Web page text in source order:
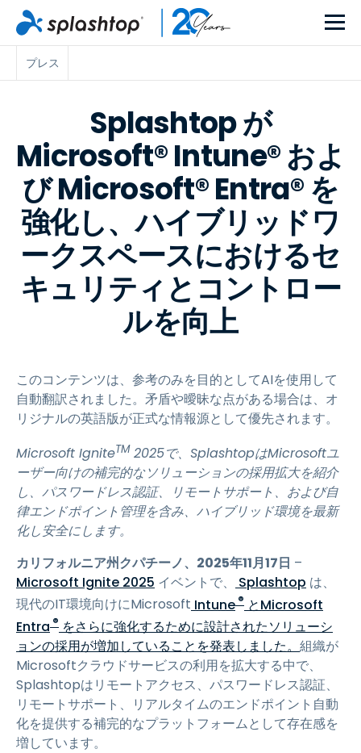
プレス
Splashtop が
Microsoft® Intune® およ
び Microsoft® Entra® を
強化し、ハイブリッドワ
ークスペースにおけるセ
キュリティとコントロー
ルを向上
このコンテンツは、参考のみを目的としてAIを使用して
自動翻訳されました。矛盾や曖昧な点がある場合は、オ
リジナルの英語版が正式な情報源として優先されます。
Microsoft IgniteTM 2025で、SplashtopはMicrosoftユ
ーザー向けの補完的なソリューションの採用拡大を紹介
し、パスワードレス認証、リモートサポート、および自
律エンドポイント管理を含み、ハイブリッド環境を最新
化し安全にします。
カリフォルニア州クパチーノ、2025年11月17日 –
Microsoft Ignite 2025 イベントで、 Splashtop は、
現代のIT環境向けにMicrosoft Intune ® とMicrosoft
Entra ® をさらに強化するために設計されたソリューシ
ョンの採用が増加していることを発表しました。 組織が
Microsoftクラウドサービスの利用を拡大する中で、
Splashtopはリモートアクセス、パスワードレス認証、
リモートサポート、リアルタイムのエンドポイント自動
化を提供する補完的なプラットフォームとして存在感を
増しています。